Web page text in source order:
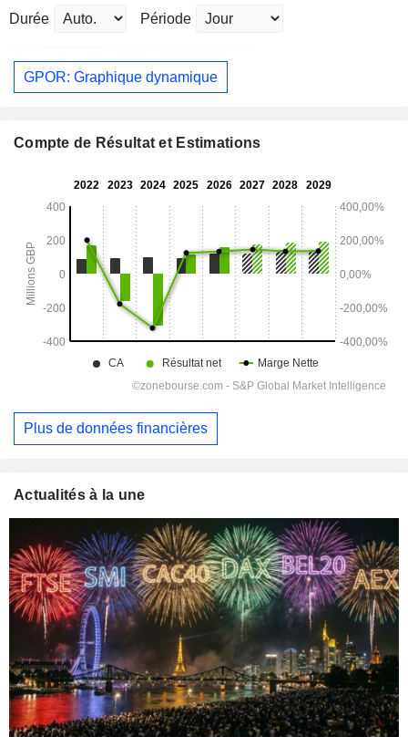
Durée Période
GPOR: Graphique dynamique
Compte de Résultat et Estimations
Plus de données financières
Actualités à la une